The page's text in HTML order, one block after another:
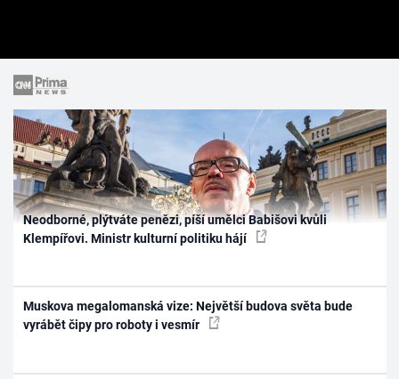
Neodborné, plýtváte penězi, píší umělci Babišovi kvůli
Klempířovi. Ministr kulturní politiku hájí
Muskova megalomanská vize: Největší budova světa bude
vyrábět čipy pro roboty i vesmír